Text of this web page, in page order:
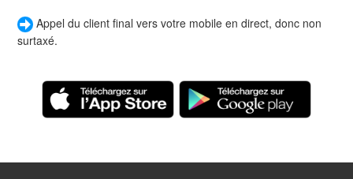
Appel du client final vers votre mobile en direct, donc non
surtaxé.